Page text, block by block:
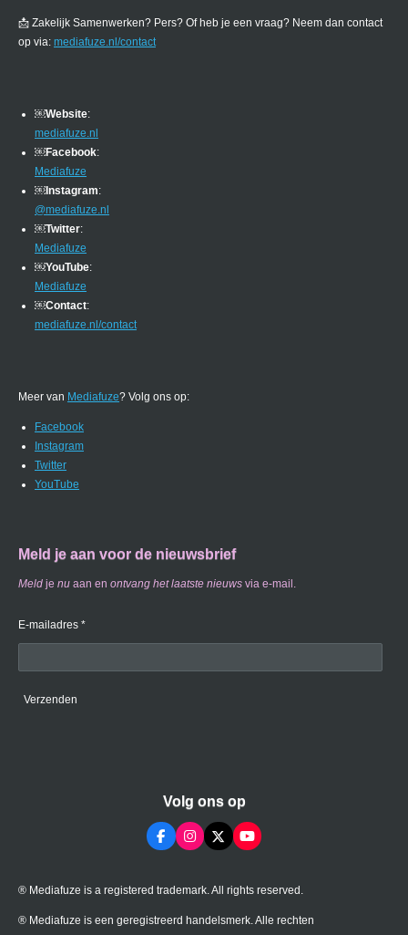
📩 Zakelijk Samenwerken? Pers? Of heb je een vraag? Neem dan contact
op via: mediafuze.nl/contact
￼Website:
mediafuze.nl
￼Facebook:
Mediafuze
￼ Instagram:
@mediafuze.nl
￼Twitter:
Mediafuze
￼YouTube:
Mediafuze
￼Contact:
mediafuze.nl/contact
Meer van Mediafuze? Volg ons op:
Facebook
Instagram
Twitter
YouTube
Meld je aan voor de nieuwsbrief
Meld je nu aan en ontvang het laatste nieuws via e-mail.
E-mailadres *
Verzenden
Volg ons op
F
a
b
o
I
n
a
r
X
Y
o
u
e
® Mediafuze is a registered trademark. All rights reserved.
® Mediafuze is een geregistreerd handelsmerk. Alle rechten